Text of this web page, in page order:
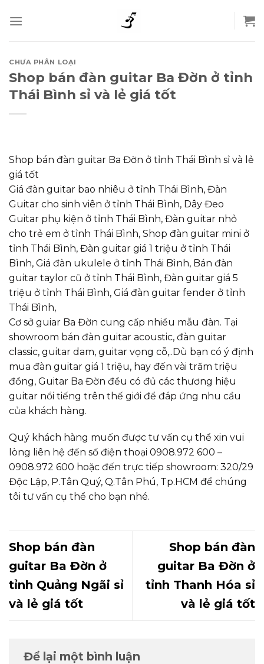
to
content
CHƯA PHÂN LOẠI
Shop bán đàn guitar Ba Đờn ở tỉnh
Thái Bình sỉ và lẻ giá tốt
Shop bán đàn guitar Ba Đờn ở tỉnh Thái Bình sỉ và lẻ
giá tốt
Giá đàn guitar bao nhiêu ở tỉnh Thái Bình, Đàn
Guitar cho sinh viên ở tỉnh Thái Bình, Dây Đeo
Guitar phụ kiện ở tỉnh Thái Bình, Đàn guitar nhỏ
cho trẻ em ở tỉnh Thái Bình, Shop đàn guitar mini ở
tỉnh Thái Bình, Đàn guitar giá 1 triệu ở tỉnh Thái
Bình, Giá đàn ukulele ở tỉnh Thái Bình, Bán đàn
guitar taylor cũ ở tỉnh Thái Bình, Đàn guitar giá 5
triệu ở tỉnh Thái Bình, Giá đàn guitar fender ở tỉnh
Thái Bình,
Cơ sở guiar Ba Đờn cung cấp nhiều mẫu đàn. Tại
showroom bán đàn guitar acoustic, đàn guitar
classic, guitar dam, guitar vọng cỗ,..Dù bạn có ý định
mua đàn guitar giá 1 triệu, hay đến vài trăm triệu
đồng, Guitar Ba Đờn đều có đủ các thương hiệu
guitar nổi tiếng trên thế giới để đáp ứng nhu cầu
của khách hàng.
Quý khách hàng muốn được tư vấn cụ thể xin vui
lòng liên hệ đến số điện thoại 0908.972 600 –
0908.972 600 hoặc đến trực tiếp showroom: 320/29
Độc Lập, P.Tân Quý, Q.Tân Phú, Tp.HCM để chúng
tôi tư vấn cụ thể cho bạn nhé.
Shop bán đàn
guitar Ba Đờn ở
tỉnh Quảng Ngãi sỉ
và lẻ giá tốt
Shop bán đàn
guitar Ba Đờn ở
tỉnh Thanh Hóa sỉ
và lẻ giá tốt
Để lại một bình luận